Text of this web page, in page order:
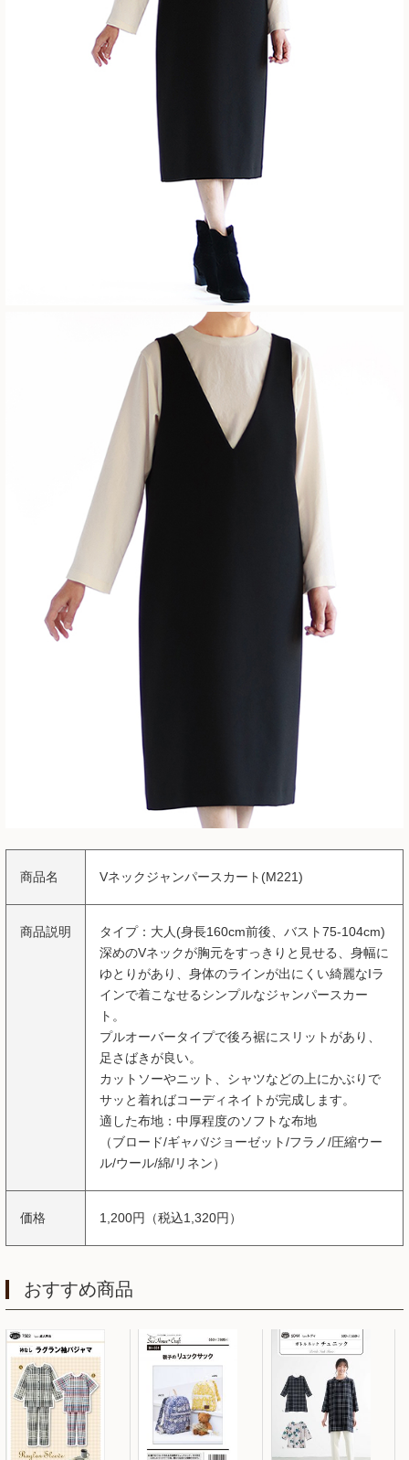
商品名 Vネックジャンパースカート(M221)
商品説明
タイプ：大人(身長160cm前後、バスト75-104cm)
深めのVネックが胸元をすっきりと見せる、身幅に
ゆとりがあり、身体のラインが出にくい綺麗なIラ
インで着こなせるシンプルなジャンパースカー
ト。
プルオーバータイプで後ろ裾にスリットがあり、
足さばきが良い。
カットソーやニット、シャツなどの上にかぶりで
サッと着ればコーディネイトが完成します。
適した布地：中厚程度のソフトな布地
（ブロード/ギャバ/ジョーゼット/フラノ/圧縮ウー
ル/ウール/綿/リネン）
価格 1,200円（税込1,320円）
おすすめ商品